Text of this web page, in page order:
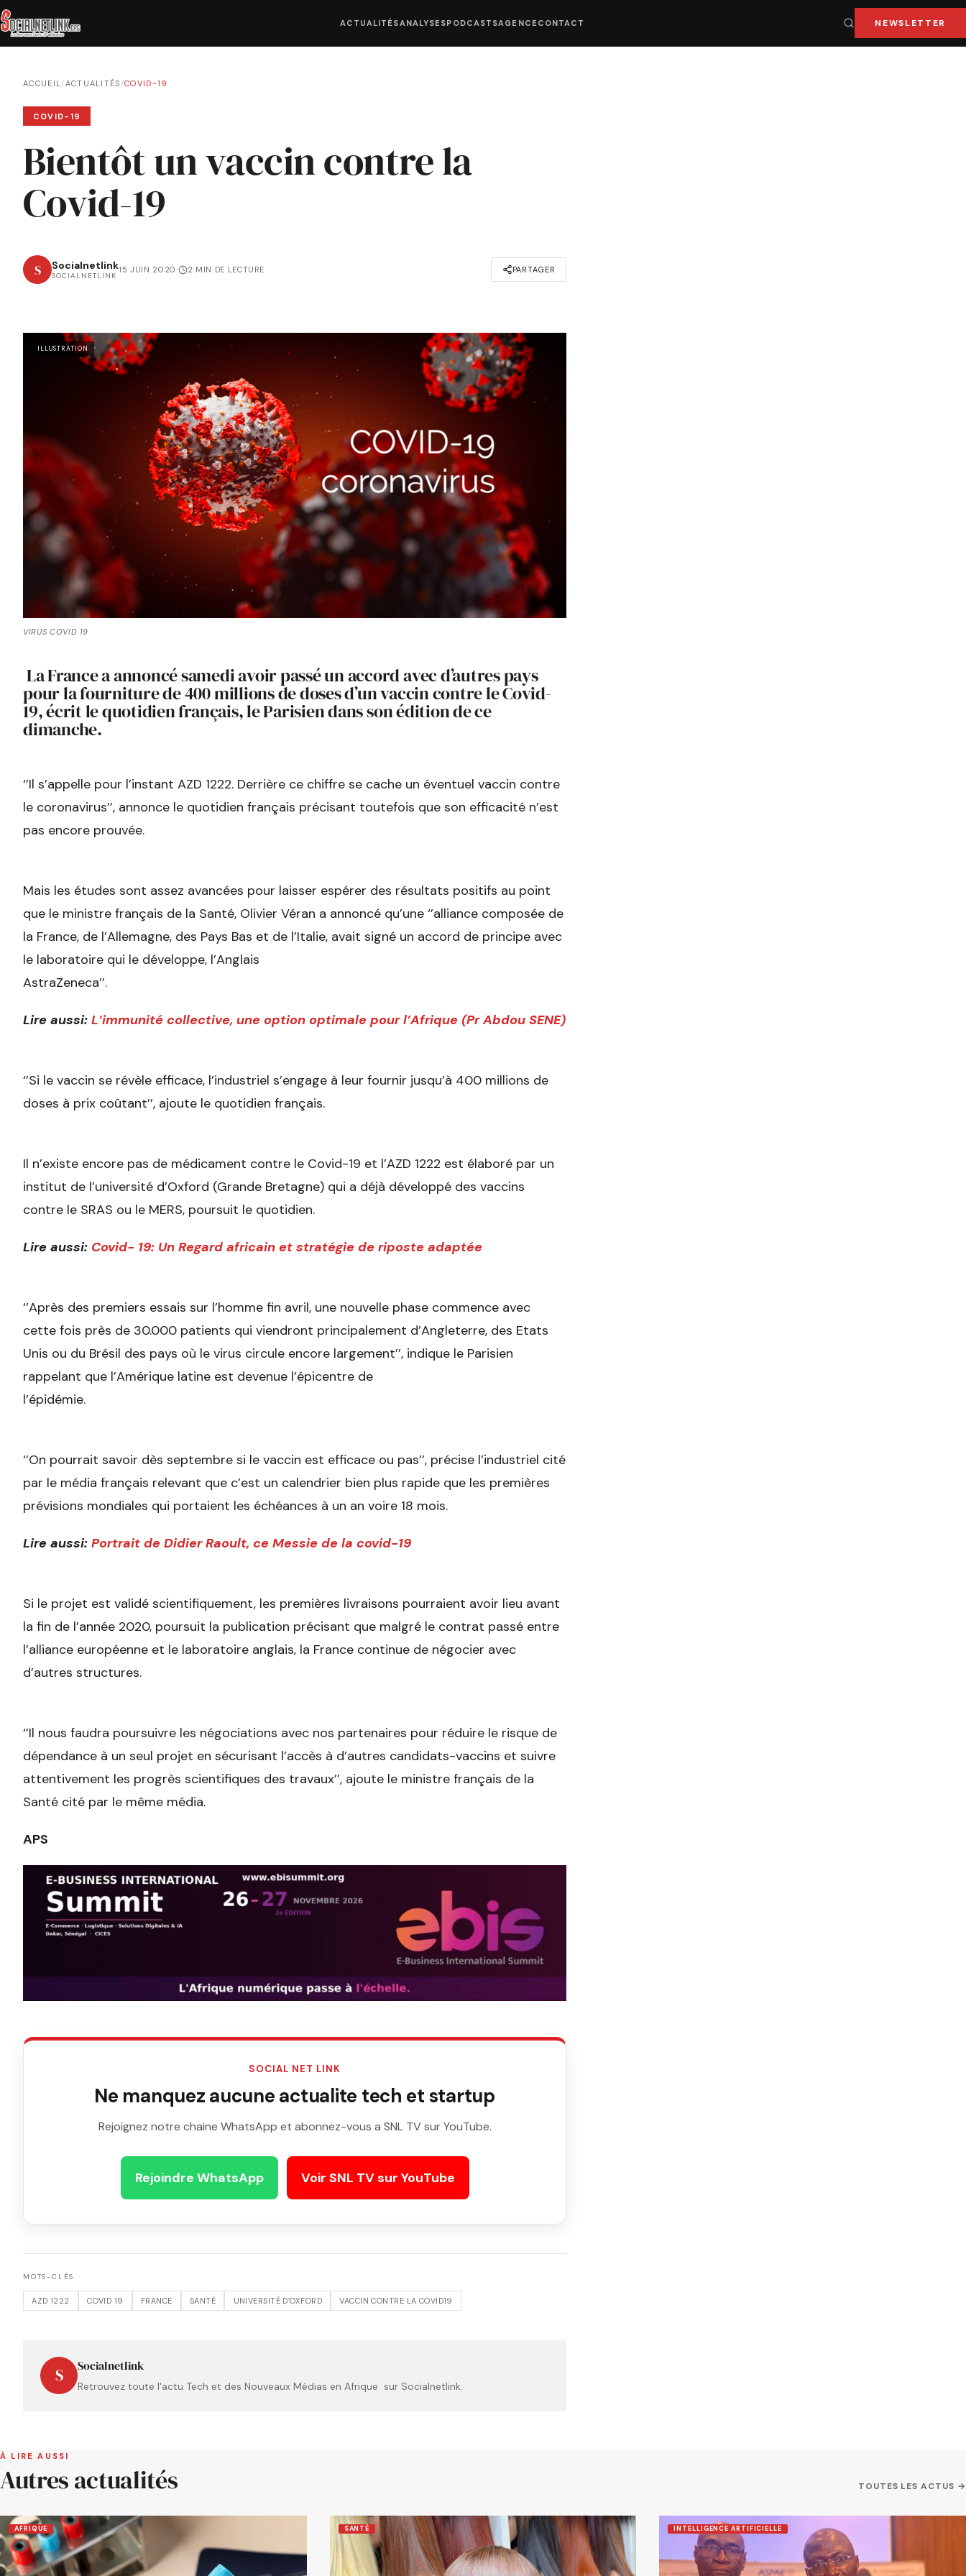
ACTUALITÉSANALYSESPODCASTSAGENCE CONTACT NEWSLETTER
ACCUEIL/ACTUALITÉS /COVID-19
COVID-19
Bientôt un vaccin contre la
Covid-19
S Socialnetlink
SOCIALNETLINK
15 JUIN 2020· 2 MIN DE LECTURE PARTAGER
ILLUSTRATION
VIRUS COVID 19
La France a annoncé samedi avoir passé un accord avec d’autres pays
pour la fourniture de 400 millions de doses d’un vaccin contre le Covid-
19, écrit le quotidien français, le Parisien dans son édition de ce
dimanche.
‘’Il s’appelle pour l’instant AZD 1222. Derrière ce chiffre se cache un éventuel vaccin contre
le coronavirus’’, annonce le quotidien français précisant toutefois que son efficacité n’est
pas encore prouvée.
Mais les études sont assez avancées pour laisser espérer des résultats positifs au point
que le ministre français de la Santé, Olivier Véran a annoncé qu’une ‘’alliance composée de
la France, de l’Allemagne, des Pays Bas et de l’Italie, avait signé un accord de principe avec
le laboratoire qui le développe, l’Anglais
AstraZeneca’’.
Lire aussi: L’immunité collective, une option optimale pour l’Afrique (Pr Abdou SENE)
‘’Si le vaccin se révèle efficace, l’industriel s’engage à leur fournir jusqu’à 400 millions de
doses à prix coûtant’’, ajoute le quotidien français.
Il n’existe encore pas de médicament contre le Covid-19 et l’AZD 1222 est élaboré par un
institut de l’université d’Oxford (Grande Bretagne) qui a déjà développé des vaccins
contre le SRAS ou le MERS, poursuit le quotidien.
Lire aussi: Covid- 19: Un Regard africain et stratégie de riposte adaptée
‘’Après des premiers essais sur l’homme fin avril, une nouvelle phase commence avec
cette fois près de 30.000 patients qui viendront principalement d’Angleterre, des Etats
Unis ou du Brésil des pays où le virus circule encore largement’’, indique le Parisien
rappelant que l’Amérique latine est devenue l’épicentre de
l’épidémie.
‘’On pourrait savoir dès septembre si le vaccin est efficace ou pas’’, précise l’industriel cité
par le média français relevant que c’est un calendrier bien plus rapide que les premières
prévisions mondiales qui portaient les échéances à un an voire 18 mois.
Lire aussi: Portrait de Didier Raoult, ce Messie de la covid-19
Si le projet est validé scientifiquement, les premières livraisons pourraient avoir lieu avant
la fin de l’année 2020, poursuit la publication précisant que malgré le contrat passé entre
l’alliance européenne et le laboratoire anglais, la France continue de négocier avec
d’autres structures.
‘’Il nous faudra poursuivre les négociations avec nos partenaires pour réduire le risque de
dépendance à un seul projet en sécurisant l’accès à d’autres candidats-vaccins et suivre
attentivement les progrès scientifiques des travaux’’, ajoute le ministre français de la
Santé cité par le même média.
APS
SOCIAL NET LINK
Ne manquez aucune actualite tech et startup
Rejoignez notre chaine WhatsApp et abonnez-vous a SNL TV sur YouTube.
Rejoindre WhatsApp Voir SNL TV sur YouTube
MOTS-CLÉS
AZD 1222 COVID 19 FRANCE SANTÉ UNIVERSITÉ D’OXFORD VACCIN CONTRE LA COVID19
S Socialnetlink
Retrouvez toute l'actu Tech et des Nouveaux Médias en Afrique sur Socialnetlink.
À LIRE AUSSI
Autres actualités TOUTES LES ACTUS →
AFRIQUE SANTÉ INTELLIGENCE ARTIFICIELLE